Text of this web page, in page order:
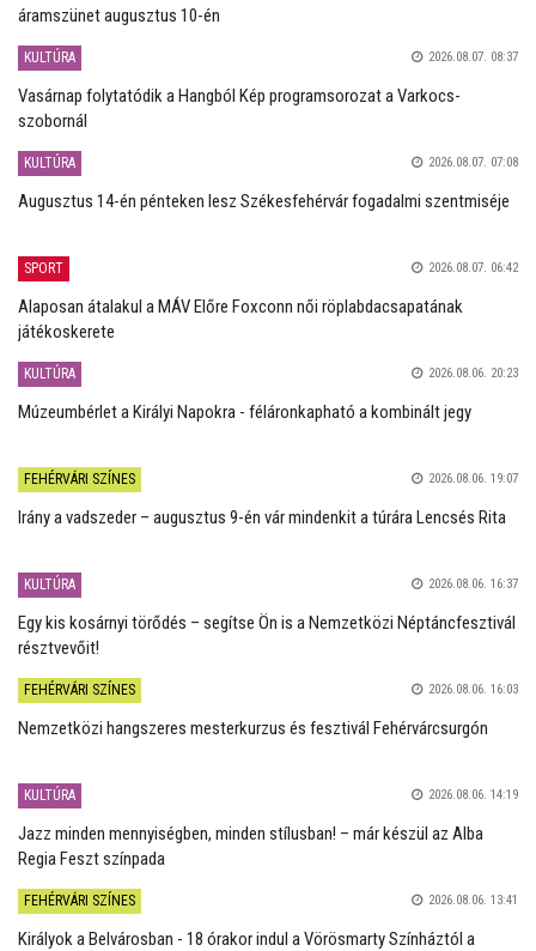
áramszünet augusztus 10-én
KULTÚRA 2026.08.07. 08:37
Vasárnap folytatódik a Hangból Kép programsorozat a Varkocs-
szobornál
KULTÚRA 2026.08.07. 07:08
Augusztus 14-én pénteken lesz Székesfehérvár fogadalmi szentmiséje
SPORT 2026.08.07. 06:42
Alaposan átalakul a MÁV Előre Foxconn női röplabdacsapatának
játékoskerete
KULTÚRA 2026.08.06. 20:23
Múzeumbérlet a Királyi Napokra - féláronkapható a kombinált jegy
FEHÉRVÁRI SZÍNES 2026.08.06. 19:07
Irány a vadszeder – augusztus 9-én vár mindenkit a túrára Lencsés Rita
KULTÚRA 2026.08.06. 16:37
Egy kis kosárnyi törődés – segítse Ön is a Nemzetközi Néptáncfesztivál
résztvevőit!
FEHÉRVÁRI SZÍNES 2026.08.06. 16:03
Nemzetközi hangszeres mesterkurzus és fesztivál Fehérvárcsurgón
KULTÚRA 2026.08.06. 14:19
Jazz minden mennyiségben, minden stílusban! – már készül az Alba
Regia Feszt színpada
FEHÉRVÁRI SZÍNES 2026.08.06. 13:41
Királyok a Belvárosban - 18 órakor indul a Vörösmarty Színháztól a